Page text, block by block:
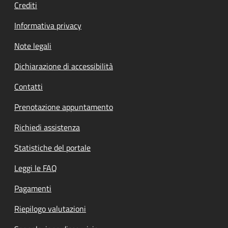
Crediti
Informativa privacy
Note legali
Dichiarazione di accessibilità
Contatti
Prenotazione appuntamento
Richiedi assistenza
Statistiche del portale
Leggi le FAQ
Pagamenti
Riepilogo valutazioni